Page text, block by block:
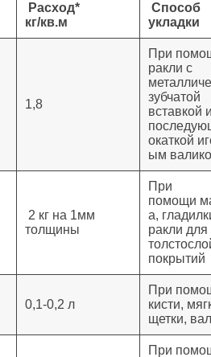
Расход*
кг/кв.м
Способ
укладки
1,8
При
ракли с
зубчатой
вставкой и
окаткой
ым
2 кг на 1мм
толщины
При
помощи
а,
ракли для
покрытий
0,1-0,2 л
При
кисти,
щетки,
При